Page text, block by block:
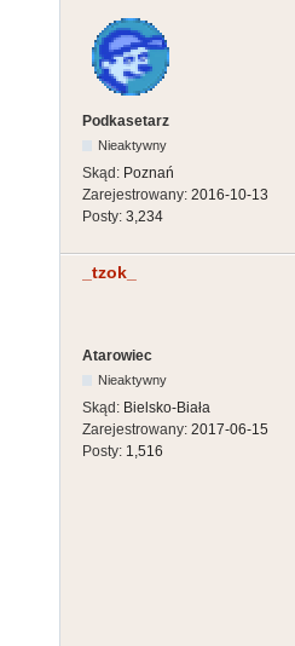
Podkasetarz
Nieaktywny
Skąd: Poznań
Zarejestrowany: 2016-10-13
Posty: 3,234
_tzok_
Atarowiec
Nieaktywny
Skąd: Bielsko-Biała
Zarejestrowany: 2017-06-15
Posty: 1,516